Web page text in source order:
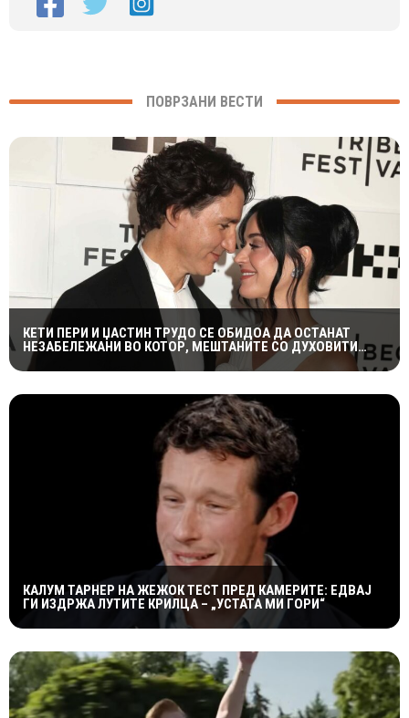
ПОВРЗАНИ ВЕСТИ
КЕТИ ПЕРИ И ЏАСТИН ТРУДО СЕ ОБИДОА ДА ОСТАНАТ
НЕЗАБЕЛЕЖАНИ ВО КОТОР, МЕШТАНИТЕ СО ДУХОВИТИ
РЕАКЦИИ: „НИКОЈ НЕ БИ ГИ ПРЕПОЗНАЛ“
КАЛУМ ТАРНЕР НА ЖЕЖОК ТЕСТ ПРЕД КАМЕРИТЕ: ЕДВАЈ
ГИ ИЗДРЖА ЛУТИТЕ КРИЛЦА – „УСТАТА МИ ГОРИ“